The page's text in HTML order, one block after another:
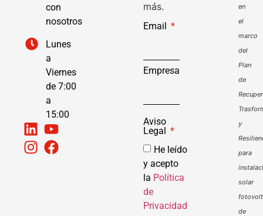
con
nosotros
Lunes
a
Viernes
de 7:00
a
15:00
más.
Email
Empresa
Aviso
Legal
He leído
y acepto
la Política
de
Privacidad
en
el
marco
del
Plan
de
y
para
solar
de